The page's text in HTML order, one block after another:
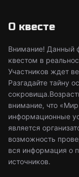
О квесте
Внимание! Данный
квестом в
Участников ждет
Разгадайте тайну
внимание, что
информационные
является
возможность
вся информация о
источников.